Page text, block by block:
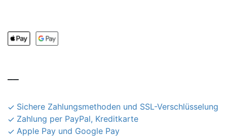
Sichere Zahlungsmethoden und SSL-Verschlüsselung
Zahlung per PayPal, Kreditkarte
Apple Pay und Google Pay